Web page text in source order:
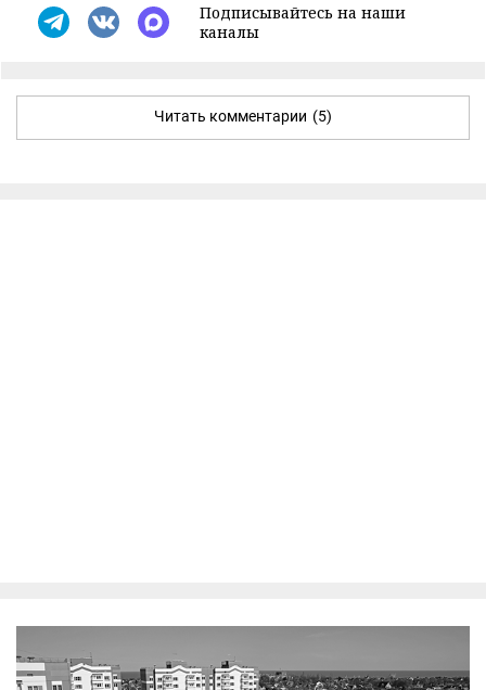
Подписывайтесь на наши
каналы
Читать комментарии (5)